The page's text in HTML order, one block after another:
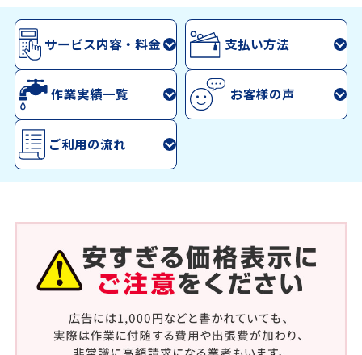
サービス内容・料金 支払い方法
作業実績一覧 お客様の声
ご利用の流れ